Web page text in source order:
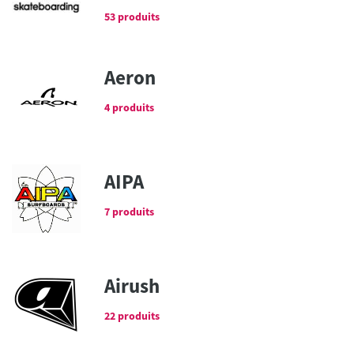
53 produits
Aeron
4 produits
AIPA
7 produits
Airush
22 produits